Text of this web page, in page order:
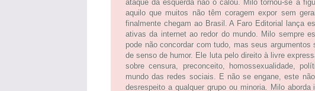
ataque da esquerda não o calou. Milo tornou-se a
aquilo que muitos não têm coragem expor sem
finalmente chegam ao Brasil. A Faro Editorial lança
ativas da internet ao redor do mundo. Milo sempre
pode não concordar com tudo, mas seus
de senso de humor. Ele luta pelo direito à livre
sobre censura, preconceito, homossexualidade,
mundo das redes sociais. E não se engane, este
desrespeito a qualquer grupo ou minoria. Milo